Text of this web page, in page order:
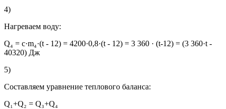
4)
Нагреваем воду:
Q₄ = c·m₄·(t - 12) = 4200·0,8·(t - 12) = 3 360 · (t-12) = (3 360·t -
40320) Дж
5)
Составляем уравнение теплового баланса:
Q₁+Q₂ = Q₃+Q₄